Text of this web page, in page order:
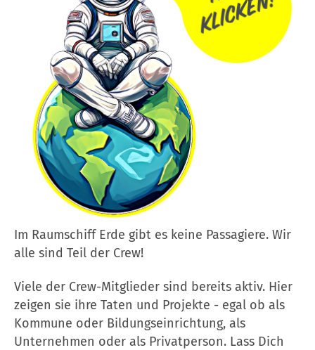
Im Raumschiff Erde gibt es keine Passagiere. Wir
alle sind Teil der Crew!
Viele der Crew-Mitglieder sind bereits aktiv. Hier
zeigen sie ihre Taten und Projekte - egal ob als
Kommune oder Bildungseinrichtung, als
Unternehmen oder als Privatperson. Lass Dich